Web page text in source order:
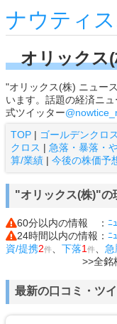
ナウティ
オリックス
"オリックス(株) ニュー
います。話題の経済ニ
式ツイッター
TOP | ゴールデンクロス
クロス | 急落・暴落・
算/業績 | 今後の株価予
"オリックス(株)"の
60分以内の情報 ： ﾆ
24時間以内の情報： ﾆ
資/提携2件 下落1 件 急
>>全銘
最新の口コミ・ツ